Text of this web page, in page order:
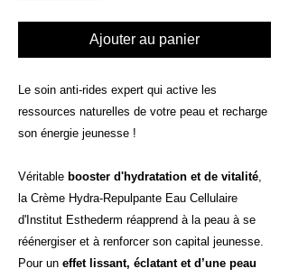
Ajouter au panier
Le soin anti-rides expert qui active les
ressources naturelles de votre peau et recharge
son énergie jeunesse !
Véritable booster d'hydratation et de vitalité,
la Crème Hydra-Repulpante Eau Cellulaire
d'Institut Esthederm réapprend à la peau à se
réénergiser et à renforcer son capital jeunesse.
Pour un effet lissant, éclatant et d’une peau